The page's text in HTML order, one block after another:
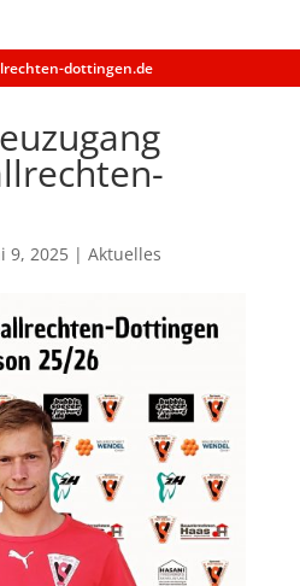
dottingen.de
9, 2025| Aktuelles